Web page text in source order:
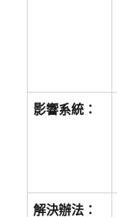
影響系統：
解決辦法：